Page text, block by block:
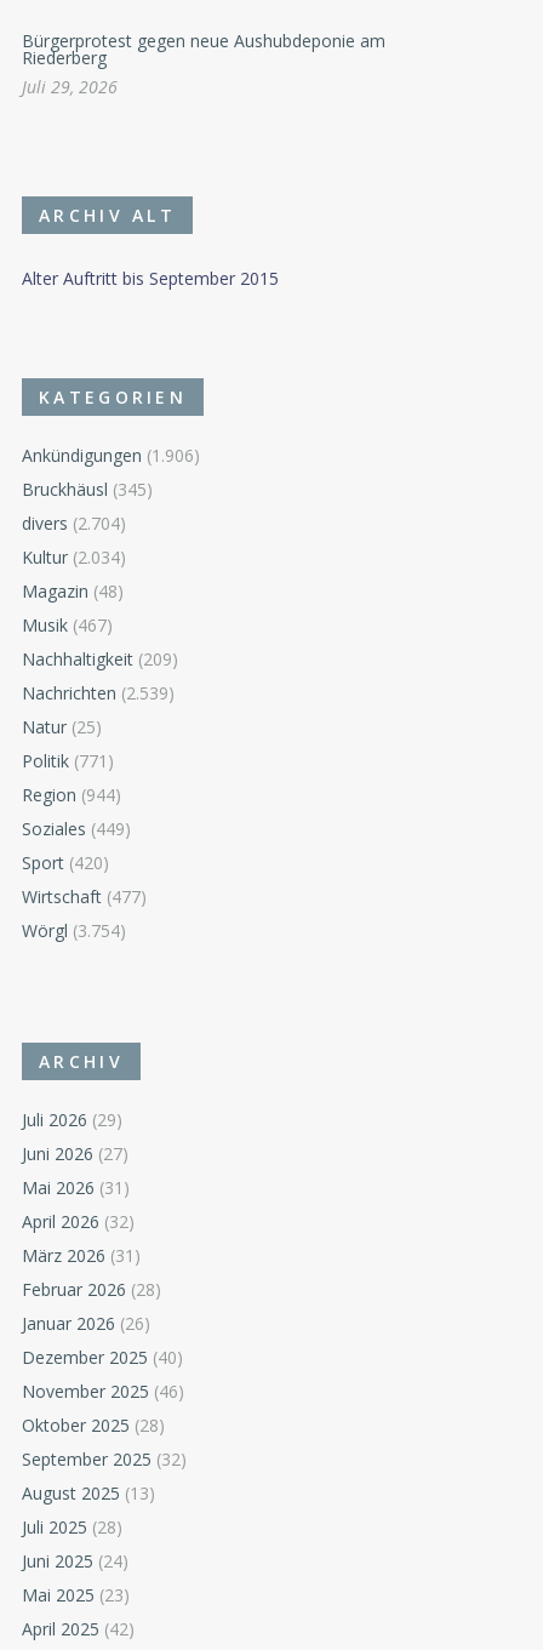
Bürgerprotest gegen neue Aushubdeponie am
Riederberg
Juli 29, 2026
ARCHIV ALT
Alter Auftritt bis September 2015
KATEGORIEN
Ankündigungen (1.906)
Bruckhäusl (345)
divers (2.704)
Kultur (2.034)
Magazin (48)
Musik (467)
Nachhaltigkeit (209)
Nachrichten (2.539)
Natur (25)
Politik (771)
Region (944)
Soziales (449)
Sport (420)
Wirtschaft (477)
Wörgl (3.754)
ARCHIV
Juli 2026 (29)
Juni 2026 (27)
Mai 2026 (31)
April 2026 (32)
März 2026 (31)
Februar 2026 (28)
Januar 2026 (26)
Dezember 2025 (40)
November 2025 (46)
Oktober 2025 (28)
September 2025 (32)
August 2025 (13)
Juli 2025 (28)
Juni 2025 (24)
Mai 2025 (23)
April 2025 (42)